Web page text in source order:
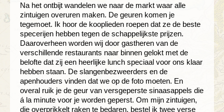
Na het ontbijt wandelen we naar de markt waar alle
zintuigen overuren maken. De geuren komen je
tegemoet. Ik hoor de kooplieden roepen dat ze de beste
specerijen hebben tegen de schappelijkste prijzen.
Daaroverheen worden wij door gastheren van de
verschillende restaurants naar binnen gelokt met de
belofte dat zij een heerlijke lunch speciaal voor ons klaar
hebben staan. De slangenbezweerders en de
apenhouders vinden dat we op de foto moeten. En
overal ruik je de geur van versgeperste sinaasappels die
á la minute voor je worden geperst. Om mijn zintuigen,
die overprikkelt raken te bedaren, bestel ik twee verse